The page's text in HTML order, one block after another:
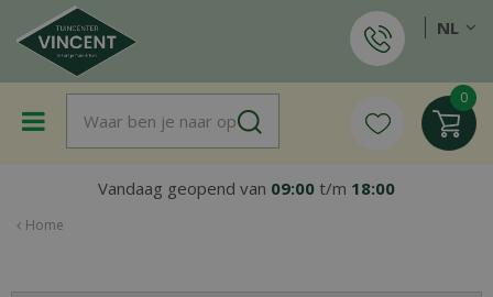
a
Home
Vandaag geopend van 09:00 t/m 18:00
NL